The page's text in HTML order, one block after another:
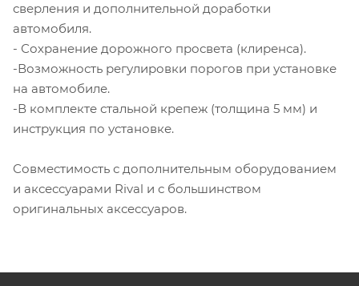
сверления и дополнительной доработки
автомобиля.
- Сохранение дорожного просвета (клиренса).
-Возможность регулировки порогов при установке
на автомобиле.
-В комплекте стальной крепеж (толщина 5 мм) и
инструкция по установке.
Совместимость с дополнительным оборудованием
и аксессуарами Rival и с большинством
оригинальных аксессуаров.